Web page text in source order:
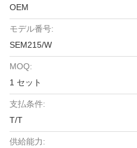
OEM
モデル番号:
SEM215/W
MOQ:
1 セット
支払条件:
T/T
供給能力: